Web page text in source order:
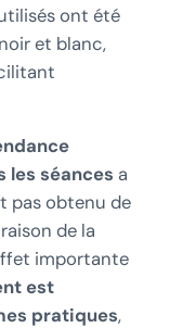
ont été
et blanc,
les séances a
pas obtenu de
de la
importante
est
pratiques,